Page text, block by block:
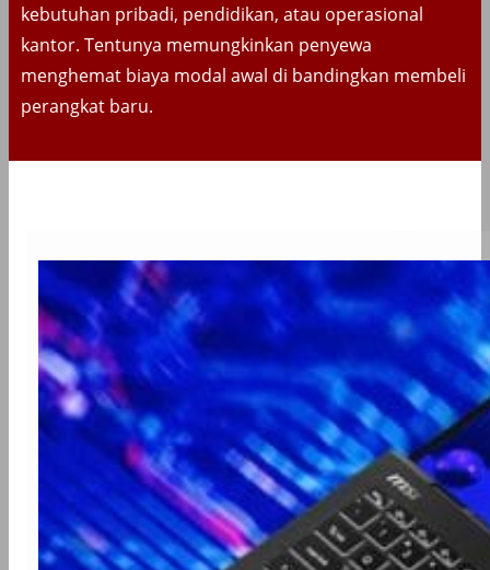
kebutuhan pribadi, pendidikan, atau operasional
kantor. Tentunya memungkinkan penyewa
menghemat biaya modal awal di bandingkan membeli
perangkat baru.